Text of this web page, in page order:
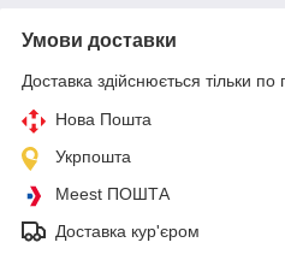
Умови доставки
Доставка здійснюється тільки по
Нова Пошта
Укрпошта
Meest ПОШТА
Доставка кур'єром